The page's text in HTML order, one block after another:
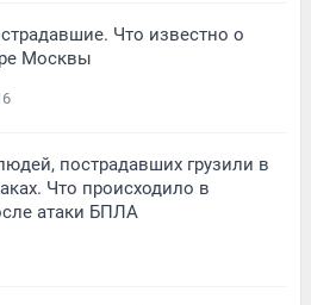
Что известно о
Москвы
пострадавших грузили в
Что происходило в
атаки БПЛА